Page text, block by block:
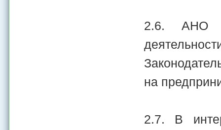
2.6. АНО
на
2.7. В